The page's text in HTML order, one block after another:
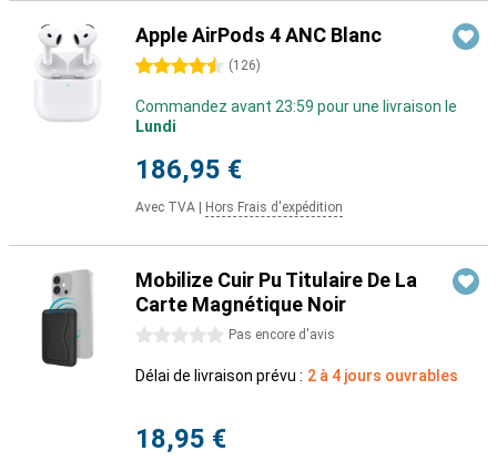
Apple AirPods 4 ANC Blanc
4.5 étoiles (126)
Commandez avant 23:59 pour une livraison le
Lundi
186,95 €
Avec TVA Hors Frais d'expédition
Mobilize Cuir Pu Titulaire De La
Carte Magnétique Noir
0 étoiles Pas encore d'avis
Délai de livraison prévu : 2 à 4 jours ouvrables
18,95 €